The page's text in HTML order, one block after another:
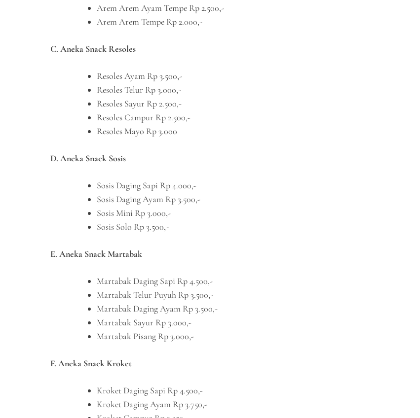
Arem Arem Ayam Tempe Rp 2.500,-
Arem Arem Tempe Rp 2.000,-
C. Aneka Snack Resoles
Resoles Ayam Rp 3.500,-
Resoles Telur Rp 3.000,-
Resoles Sayur Rp 2.500,-
Resoles Campur Rp 2.500,-
Resoles Mayo Rp 3.000
D. Aneka Snack Sosis
Sosis Daging Sapi Rp 4.000,-
Sosis Daging Ayam Rp 3.500,-
Sosis Mini Rp 3.000,-
Sosis Solo Rp 3.500,-
E. Aneka Snack Martabak
Martabak Daging Sapi Rp 4.500,-
Martabak Telur Puyuh Rp 3.500,-
Martabak Daging Ayam Rp 3.500,-
Martabak Sayur Rp 3.000,-
Martabak Pisang Rp 3.000,-
F. Aneka Snack Kroket
Kroket Daging Sapi Rp 4.500,-
Kroket Daging Ayam Rp 3.750,-